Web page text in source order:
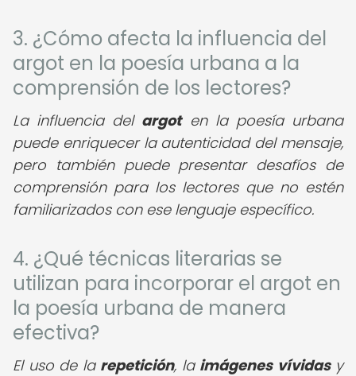
3. ¿Cómo afecta la influencia del
argot en la poesía urbana a la
comprensión de los lectores?
La influencia del argoten la poesía urbana
puede enriquecer la autenticidad del mensaje,
pero también puede presentar desafíos de
comprensión para los lectores que no estén
familiarizados con ese lenguaje específico.
4. ¿Qué técnicas literarias se
utilizan para incorporar el argot en
la poesía urbana de manera
efectiva?
El uso de la repetición, la imágenes vívidasy